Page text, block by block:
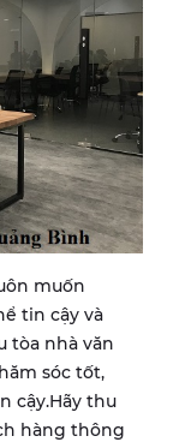
muốn
tin cậy và
tòa nhà văn
sóc tốt,
cậy.Hãy thu
hàng thông